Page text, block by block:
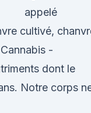
appelé
cultivé,
-
dont le
Notre corps